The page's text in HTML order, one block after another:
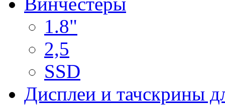
1.8"
2,5
SSD
Дисплеи и тачскрины